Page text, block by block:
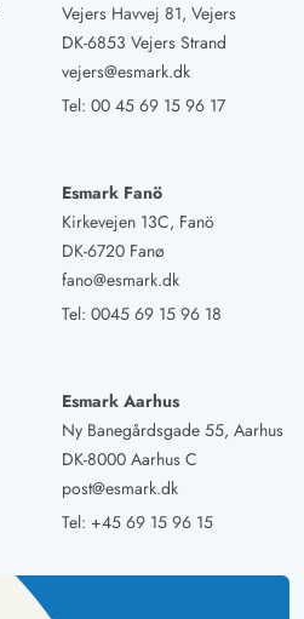
Vejers Havvej 81, Vejers
DK-6853 Vejers Strand
vejers@esmark.dk
Tel: 00 45 69 15 96 17
Esmark Fanö
Kirkevejen 13C, Fanö
DK-6720 Fanø
fano@esmark.dk
Tel: 0045 69 15 96 18
Esmark Aarhus
Ny Banegårdsgade 55, Aarhus
DK-8000 Aarhus C
post@esmark.dk
Tel: +45 69 15 96 15